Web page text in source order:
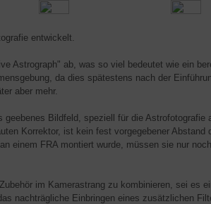
entwickelt.
Astrograph" ab, was so viel bedeutet wie ein
da dies spätestens nach der
aber mehr.
Bildfeld, speziell für die Astrofotografie
Korrektor, ist kein fest vorgegebener Abstand
einem FRA montiert wurde, müssen sie nur
im Kamerastrang zu kombinieren, sei es
nachträgliche Einbringen eines zusätzlichen